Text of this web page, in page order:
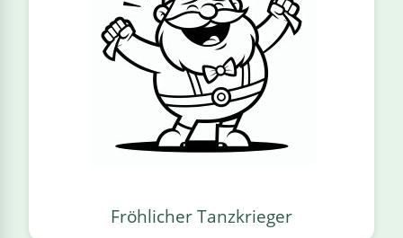
Fröhlicher Tanzkrieger